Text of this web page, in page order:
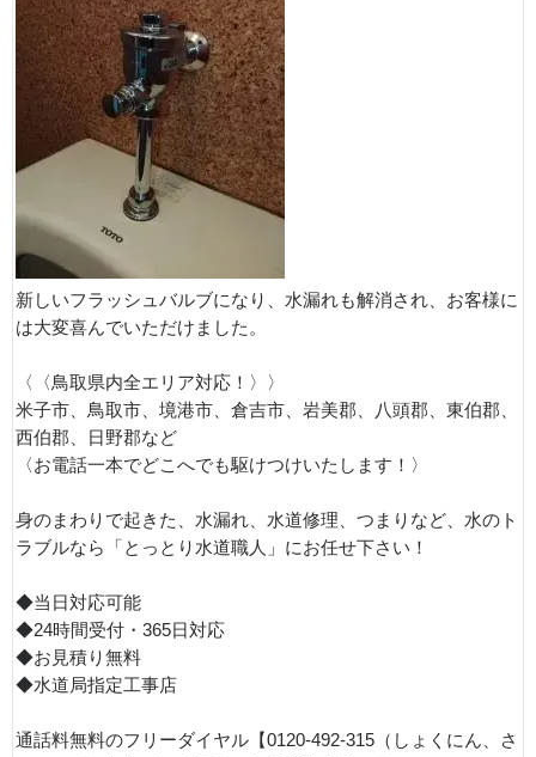
新しいフラッシュバルブになり、水漏れも解消され、お客様に
は大変喜んでいただけました。
〈〈鳥取県内全エリア対応！〉〉
米子市、鳥取市、境港市、倉吉市、岩美郡、八頭郡、東伯郡、
西伯郡、日野郡など
〈お電話一本でどこへでも駆けつけいたします！〉
身のまわりで起きた、水漏れ、水道修理、つまりなど、水のト
ラブルなら「とっとり水道職人」にお任せ下さい！
◆当日対応可能
◆24時間受付・365日対応
◆お見積り無料
◆水道局指定工事店
通話料無料のフリーダイヤル【0120-492-315（しょくにん、さ